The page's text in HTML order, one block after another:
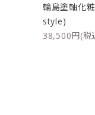
輪島塗軸化
style)
38,500円(税